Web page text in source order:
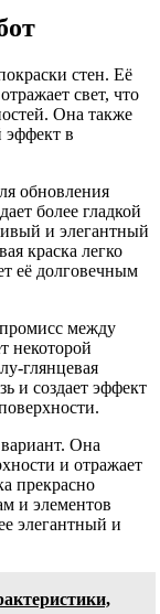
стен. Её
свет, что
Она также
эффект в
обновления
более гладкой
и элегантный
краска легко
её долговечным
между
некоторой
глянцевая
и создает эффект
Она
и отражает
прекрасно
и элементов
элегантный и